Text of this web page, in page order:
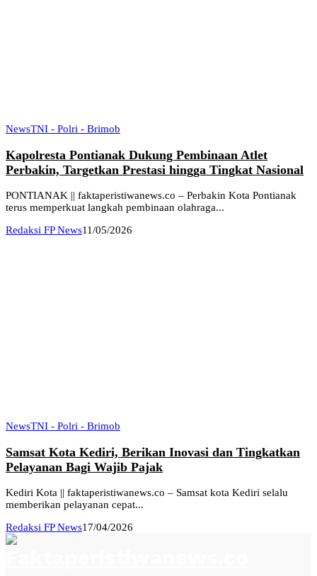
NewsTNI - Polri - Brimob
Kapolresta Pontianak Dukung Pembinaan Atlet
Perbakin, Targetkan Prestasi hingga Tingkat Nasional
PONTIANAK || faktaperistiwanews.co – Perbakin Kota Pontianak
terus memperkuat langkah pembinaan olahraga...
Redaksi FP News11/05/2026
NewsTNI - Polri - Brimob
Samsat Kota Kediri, Berikan Inovasi dan Tingkatkan
Pelayanan Bagi Wajib Pajak
Kediri Kota || faktaperistiwanews.co – Samsat kota Kediri selalu
memberikan pelayanan cepat...
Redaksi FP News17/04/2026